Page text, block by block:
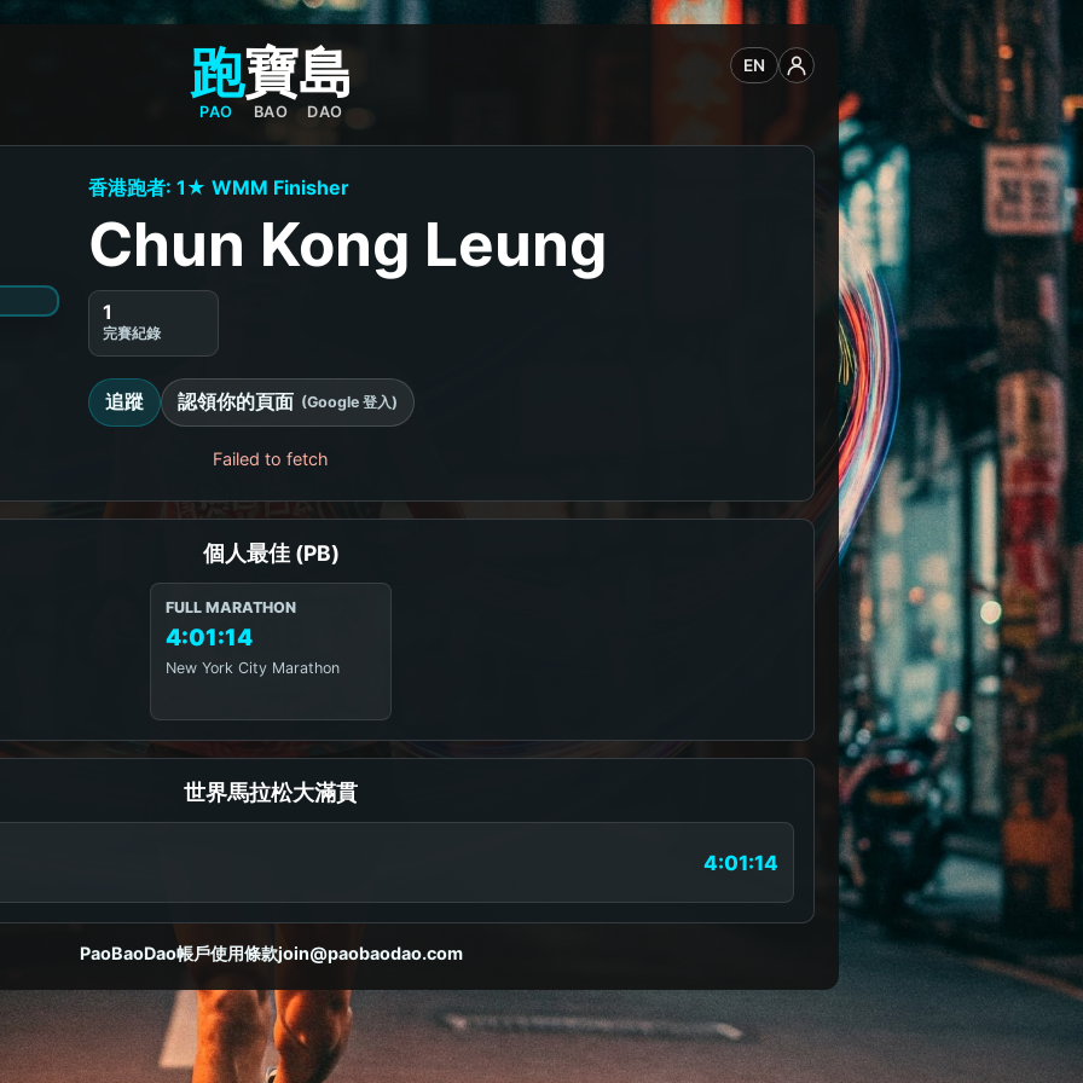
EN
跑
PAO
寶
BAO
島
DAO
香港跑者: 1★ WMM Finisher
Chun Kong Leung
1
完賽紀錄
追蹤 認領你的頁面 (Google 登入)
Failed to fetch
個人最佳 (PB)
FULL MARATHON
4:01:14
New York City Marathon
世界馬拉松大滿貫
4:01:14
PaoBaoDao帳戶使用條款join@paobaodao.com